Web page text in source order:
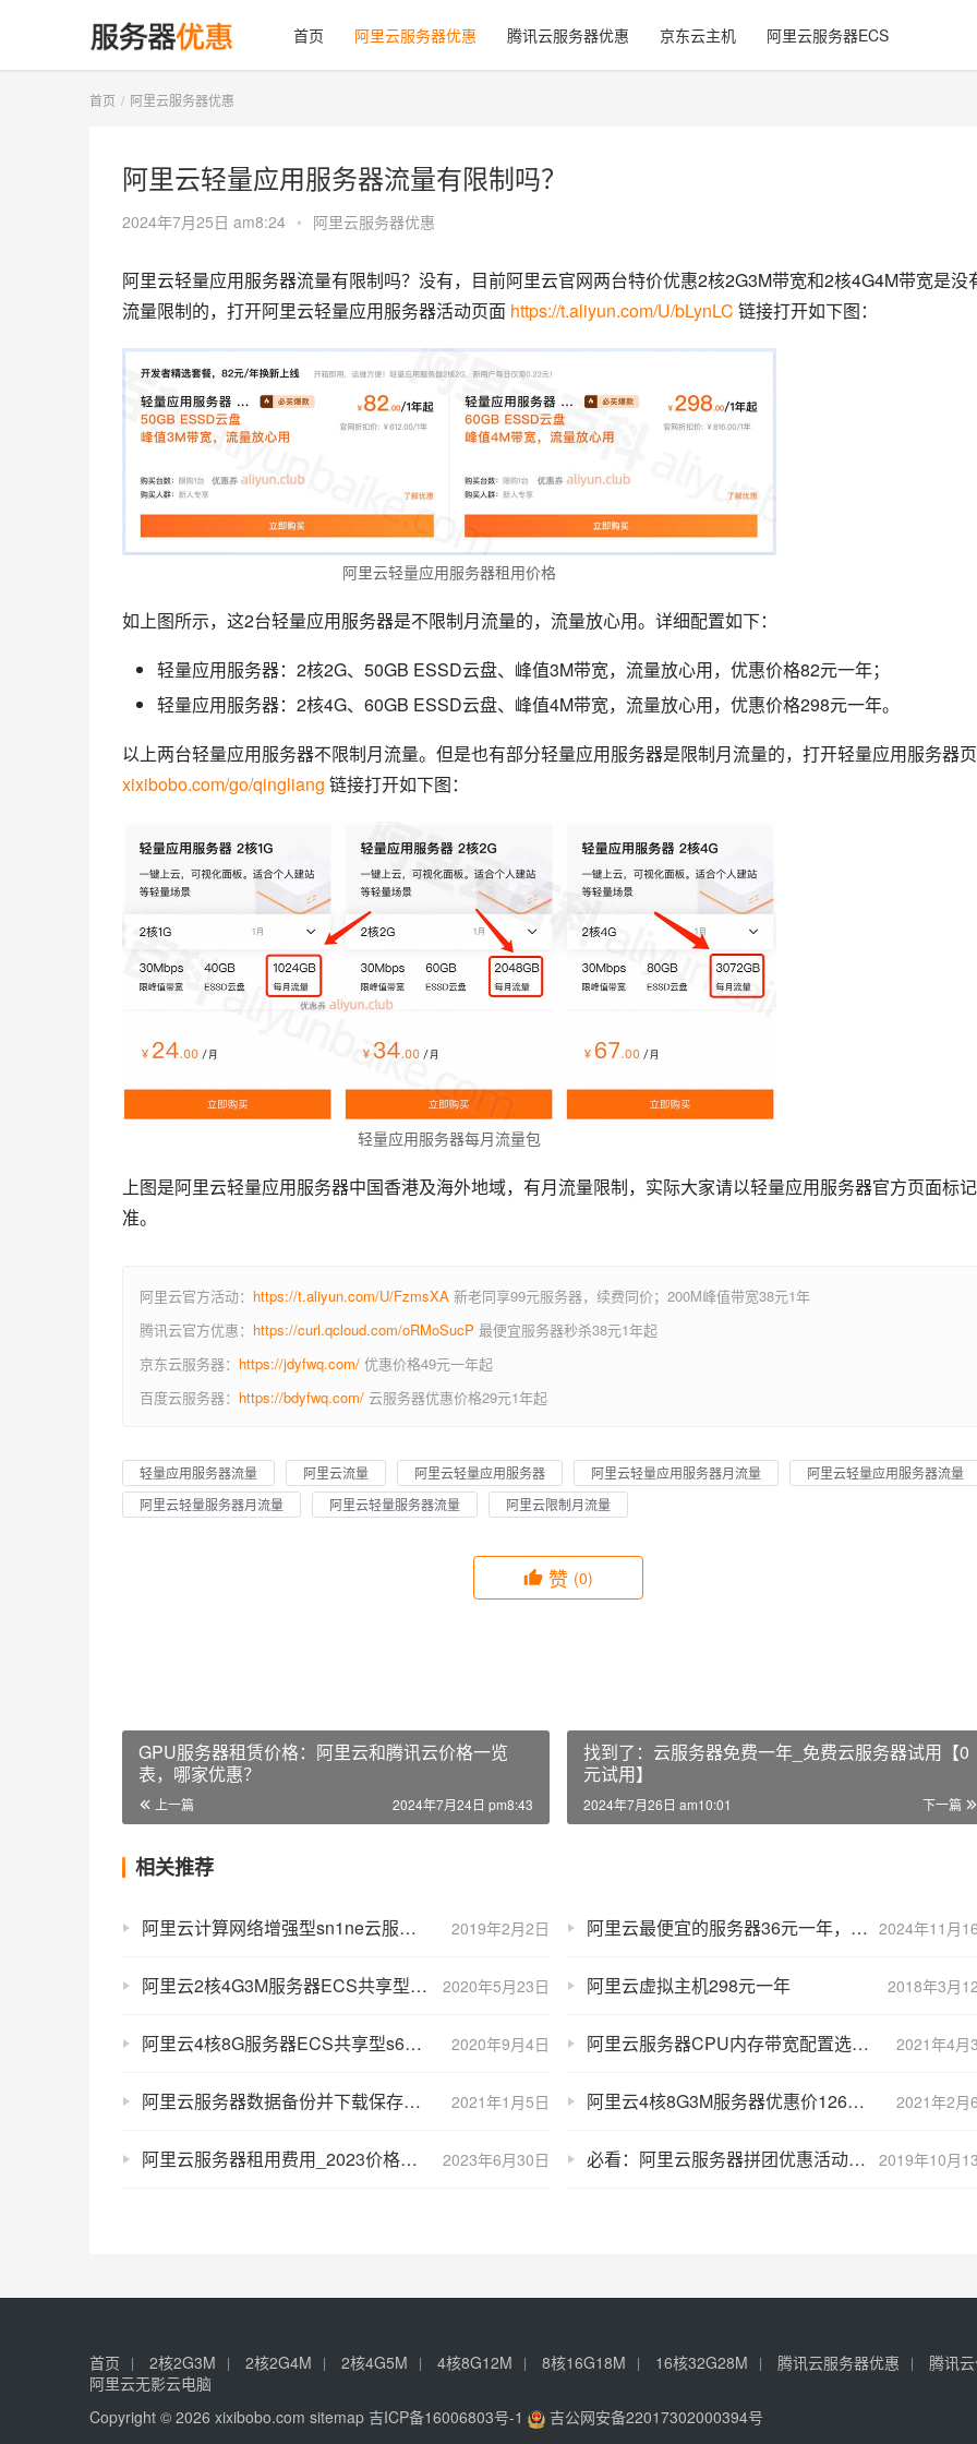
首页 阿里云服务器优惠 腾讯云服务器优惠 京东云主机 阿里云服务器ECS
首页 阿里云服务器优惠
阿里云轻量应用服务器流量有限制吗？
2024年7月25日 am8:24 • 阿里云服务器优惠
阿里云轻量应用服务器流量有限制吗？没有，目前阿里云官网两台特价优惠2核2G3M带宽和2核4G4M带宽是没
流量限制的，打开阿里云轻量应用服务器活动页面 https://t.aliyun.com/U/bLynLC 链接打开如下图：
阿里云轻量应用服务器租用价格
如上图所示，这2台轻量应用服务器是不限制月流量的，流量放心用。详细配置如下：
轻量应用服务器：2核2G、50GB ESSD云盘、峰值3M带宽，流量放心用，优惠价格82元一年；
轻量应用服务器：2核4G、60GB ESSD云盘、峰值4M带宽，流量放心用，优惠价格298元一年。
xixibobo.com/go/qingliang 链接打开如下图：
轻量应用服务器每月流量包
上图是阿里云轻量应用服务器中国香港及海外地域，有月流量限制，实际大家请以轻量应用服务器官方页面标
准。
阿里云官方活动： https://t.aliyun.com/U/FzmsXA 新老同享99元服务器，续费同价；200M峰值带宽38元1年
腾讯云官方优惠： https://curl.qcloud.com/oRMoSucP 最便宜服务器秒杀38元1年起
京东云服务器： https://jdyfwq.com/ 优惠价格49元一年起
百度云服务器： https://bdyfwq.com/ 云服务器优惠价格29元1年起
轻量应用服务器流量 阿里云流量 阿里云轻量应用服务器 阿里云轻量应用服务器月流量
阿里云轻量应用服务器流量
阿里云轻量服务器月流量
阿里云轻量服务器流量 阿里云限制月流量
赞 (0)
GPU服务器租赁价格：阿里云和腾讯云价格一览
表，哪家优惠？
上一篇 2024年7月24日 pm8:43
找到了：云服务器免费一年_免费云服务器试用【0
元试用】
下一篇
2024年7月26日 am10:01
相关推荐
2019年2月2日
阿里云计算网络增强型sn1ne云服务器配置性能及优惠价格 2024年11月
阿里云最便宜的服务器36元一年，每天两场抢购，抢到就是赚到！
2020年5月23日
阿里云2核4G3M服务器ECS共享型s6和计算型c6选择攻略 2018年3月
阿里云虚拟主机298元一年
2020年9月4日
阿里云4核8G服务器ECS共享型s6和计算型c6区别对比及选择方法 2021年4月
阿里云服务器CPU内存带宽配置选择攻略
2021年1月5日
阿里云服务器数据备份并下载保存到本地方法流程 2021年2月
阿里云4核8G3M服务器优惠价1266元一年（ECS计算型c6）
2023年6月30日
阿里云服务器租用费用_2023价格表_优惠活动大全 2019年10月
必看：阿里云服务器拼团优惠活动常见问题及解决方法
首页 2核2G3M 2核2G4M 2核4G5M 4核8G12M 8核16G18M 16核32G28M 腾讯云服务器优惠
腾讯
阿里云无影云电脑
Copyright © 2026 xixibobo.com sitemap 吉ICP备16006803号-1 吉公网安备22017302000394号